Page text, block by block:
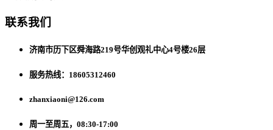
联系我们
济南市历下区舜海路219号华创观礼中心4号楼26层
服务热线：18605312460
zhanxiaoni@126.com
周一至周五，08:30-17:00